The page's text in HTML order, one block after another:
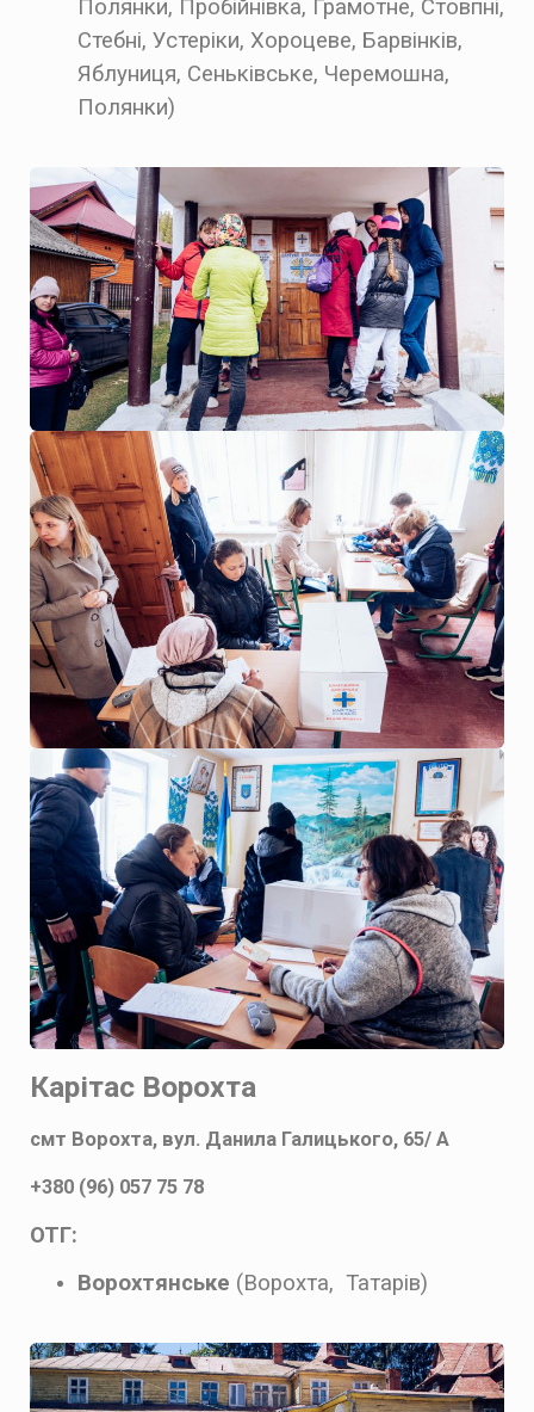
Полянки, Пробійнівка, Грамотне, Стовпні,
Стебні, Устеріки, Хороцеве, Барвінків,
Яблуниця, Сеньківське, Черемошна,
Полянки)
Карітас Ворохта
смт Ворохта, вул. Данила Галицького, 65/ A
+380 (96) 057 75 78
ОТГ:
Ворохтянське (Ворохта, Татарів)